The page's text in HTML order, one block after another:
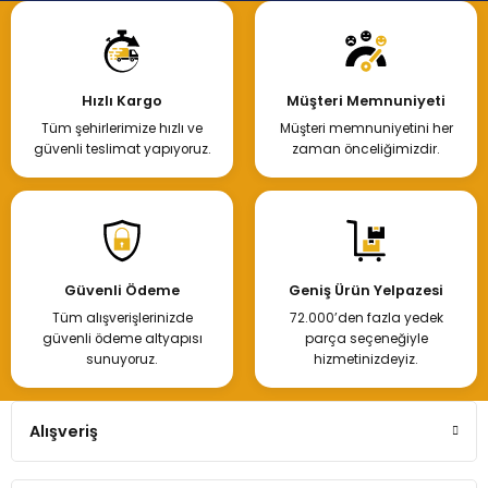
Hızlı Kargo
Tüm şehirlerimize hızlı ve
güvenli teslimat yapıyoruz.
Müşteri Memnuniyeti
Müşteri memnuniyetini her
zaman önceliğimizdir.
Güvenli Ödeme
Tüm alışverişlerinizde
güvenli ödeme altyapısı
sunuyoruz.
Geniş Ürün Yelpazesi
72.000’den fazla yedek
parça seçeneğiyle
hizmetinizdeyiz.
Alışveriş